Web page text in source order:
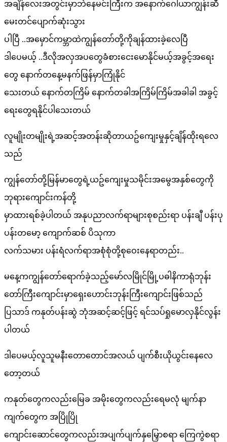
အချိန်လေးအတွင်းမှာဘဲနေမင်းကြီးက အနောက်ဂေါယာကျွန်းဆီ
မေးတင်ပျောက်ဆုံးသွား
ပါပြီ ..အမှောင်ကမ္ဘာထဲကျွန်တော်တို့ကိုချန်ထားခဲ့လေပြီ
ဒါပေမယ့် ..ဒီလိုအလှအပတွေခံစားငေးမောနိုင်မယ့်အခွင့်အရေး
တွေ နောက်တနေ့မနက်ဖြန်မှာကြုံနိုင်
သေးတယ် နောက်တကြိမ် နောက်တခါအကြိမ်ကြိမ်အခါခါ အခွင့်
ရေးတွေရနိုင်ပါသေးတယ်
လူမျိုးတမျိုးရဲ့အဆင့်အတန်းဆိုတာယဥ်ကျေးမှုနှင့်ချိန်ထိုးရလေ
သည်
ကျွန်တော်တို့မြန်မာတွေရဲ့ယဥ်ကျေးမှုသမိုင်းအမွေအနှစ်တွေကို
ဘုရားကျောင်းကန်တို့
မှာထားရစ်ခဲ့ပါတယ် အနုပညာလက်ရာများစုစည်းရာ ပန်းချီ ပန်းပု
ပန်းတမော့ ကျောက်ဆစ် ပိသုကာ
လက်သမား ပန်းရံလက်ရာအစုံစုံတို့စုဝေးနေရာတည်း..
မနေ့ကကျွန်တော်ရောက်ခဲ့သည့်မော်လမြိုင်မြို့ပဓါနိကာရုံဘုန်း
တော်ကြီးကျောင်းမှာရှေးဟောင်းဘုန်းကြီးကျောင်းဖြစ်သည်
ပြသာဒ် ကနုတ်ပန်းဆွဲ ဘုံအဆင့်ဆင့်ဖြင့် ရင်သပ်ရှုမောလှနိုင်လွန်း
ပါတယ်
ဒါပေမယ့်လူသူမနီးတောတောင်အလယ် ပျက်စီးယိုယွင်းနေလေ
တော့တယ်
ကနုတ်တွေကလည်းမြေခ အမိုးတွေကလည်းရေမလုံ မျက်နာ
ကျက်တွေက အပြိုပြို
ကျောင်းဆောင်တွေကလည်းအပျက်ပျက်နှမြှောစရာ ကြေကွဲစရာ